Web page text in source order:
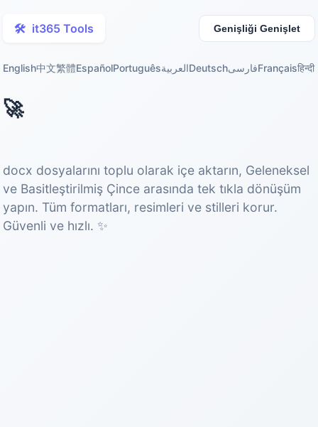
🛠️ it365 Tools Genişliği Genişlet
English中文繁體EspañolPortuguêsالعربيةDeutschفارسیFrançaisहिन्दी
🚀
docx dosyalarını toplu olarak içe aktarın, Geleneksel
ve Basitleştirilmiş Çince arasında tek tıkla dönüşüm
yapın. Tüm formatları, resimleri ve stilleri korur.
Güvenli ve hızlı. ✨